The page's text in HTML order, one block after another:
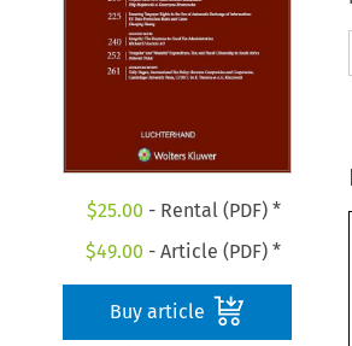
$25.00 - Rental (PDF) *
$49.00 - Article (PDF) *
Buy article